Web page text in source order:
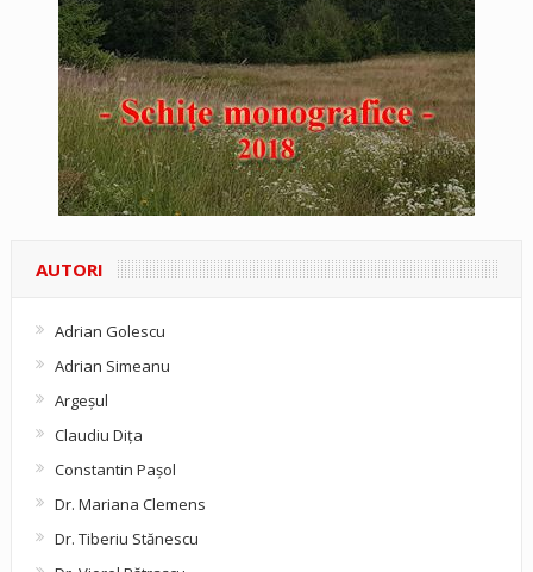
AUTORI
Adrian Golescu
Adrian Simeanu
Argeşul
Claudiu Diţa
Constantin Pașol
Dr. Mariana Clemens
Dr. Tiberiu Stănescu